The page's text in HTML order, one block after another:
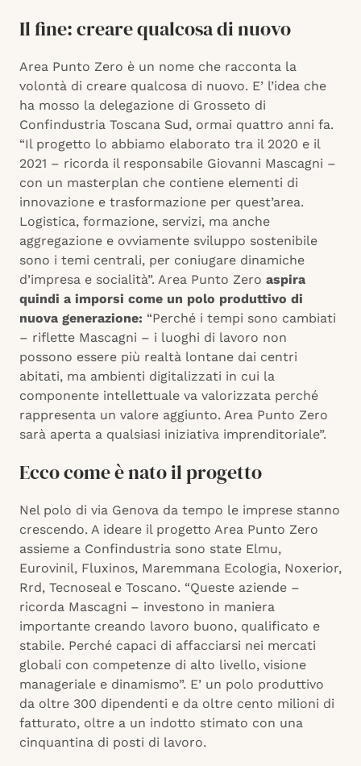
Il fine: creare qualcosa di nuovo
Area Punto Zero è un nome che racconta la
volontà di creare qualcosa di nuovo. E’ l’idea che
ha mosso la delegazione di Grosseto di
Confindustria Toscana Sud, ormai quattro anni fa.
“Il progetto lo abbiamo elaborato tra il 2020 e il
2021 – ricorda il responsabile Giovanni Mascagni –
con un masterplan che contiene elementi di
innovazione e trasformazione per quest’area.
Logistica, formazione, servizi, ma anche
aggregazione e ovviamente sviluppo sostenibile
sono i temi centrali, per coniugare dinamiche
d’impresa e socialità”. Area Punto Zero aspira
quindi a imporsi come un polo produttivo di
nuova generazione: “Perché i tempi sono cambiati
– riflette Mascagni – i luoghi di lavoro non
possono essere più realtà lontane dai centri
abitati, ma ambienti digitalizzati in cui la
componente intellettuale va valorizzata perché
rappresenta un valore aggiunto. Area Punto Zero
sarà aperta a qualsiasi iniziativa imprenditoriale”.
Ecco come è nato il progetto
Nel polo di via Genova da tempo le imprese stanno
crescendo. A ideare il progetto Area Punto Zero
assieme a Confindustria sono state Elmu,
Eurovinil, Fluxinos, Maremmana Ecologia, Noxerior,
Rrd, Tecnoseal e Toscano. “Queste aziende –
ricorda Mascagni – investono in maniera
importante creando lavoro buono, qualificato e
stabile. Perché capaci di affacciarsi nei mercati
globali con competenze di alto livello, visione
manageriale e dinamismo”. E’ un polo produttivo
da oltre 300 dipendenti e da oltre cento milioni di
fatturato, oltre a un indotto stimato con una
cinquantina di posti di lavoro.